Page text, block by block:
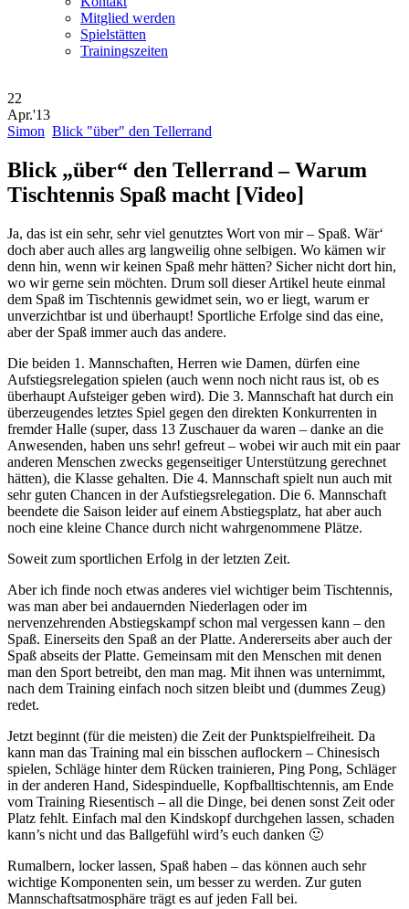
Mitglied werden
Spielstätten
Trainingszeiten
22
Apr.'13
Simon Blick "über" den Tellerrand
Blick „über“ den Tellerrand – Warum
Tischtennis Spaß macht [Video]
Ja, das ist ein sehr, sehr viel genutztes Wort von mir – Spaß. Wär‘
doch aber auch alles arg langweilig ohne selbigen. Wo kämen wir
denn hin, wenn wir keinen Spaß mehr hätten? Sicher nicht dort hin,
wo wir gerne sein möchten. Drum soll dieser Artikel heute einmal
dem Spaß im Tischtennis gewidmet sein, wo er liegt, warum er
unverzichtbar ist und überhaupt! Sportliche Erfolge sind das eine,
aber der Spaß immer auch das andere.
Die beiden 1. Mannschaften, Herren wie Damen, dürfen eine
Aufstiegsrelegation spielen (auch wenn noch nicht raus ist, ob es
überhaupt Aufsteiger geben wird). Die 3. Mannschaft hat durch ein
überzeugendes letztes Spiel gegen den direkten Konkurrenten in
fremder Halle (super, dass 13 Zuschauer da waren – danke an die
Anwesenden, haben uns sehr! gefreut – wobei wir auch mit ein paar
anderen Menschen zwecks gegenseitiger Unterstützung gerechnet
hätten), die Klasse gehalten. Die 4. Mannschaft spielt nun auch mit
sehr guten Chancen in der Aufstiegsrelegation. Die 6. Mannschaft
beendete die Saison leider auf einem Abstiegsplatz, hat aber auch
noch eine kleine Chance durch nicht wahrgenommene Plätze.
Soweit zum sportlichen Erfolg in der letzten Zeit.
Aber ich finde noch etwas anderes viel wichtiger beim Tischtennis,
was man aber bei andauernden Niederlagen oder im
nervenzehrenden Abstiegskampf schon mal vergessen kann – den
Spaß. Einerseits den Spaß an der Platte. Andererseits aber auch der
Spaß abseits der Platte. Gemeinsam mit den Menschen mit denen
man den Sport betreibt, den man mag. Mit ihnen was unternimmt,
nach dem Training einfach noch sitzen bleibt und (dummes Zeug)
redet.
Jetzt beginnt (für die meisten) die Zeit der Punktspielfreiheit. Da
kann man das Training mal ein bisschen auflockern – Chinesisch
spielen, Schläge hinter dem Rücken trainieren, Ping Pong, Schläger
in der anderen Hand, Sidespinduelle, Kopfballtischtennis, am Ende
vom Training Riesentisch – all die Dinge, bei denen sonst Zeit oder
Platz fehlt. Einfach mal den Kindskopf durchgehen lassen, schaden
kann’s nicht und das Ballgefühl wird’s euch danken 🙂
Rumalbern, locker lassen, Spaß haben – das können auch sehr
wichtige Komponenten sein, um besser zu werden. Zur guten
Mannschaftsatmosphäre trägt es auf jeden Fall bei.